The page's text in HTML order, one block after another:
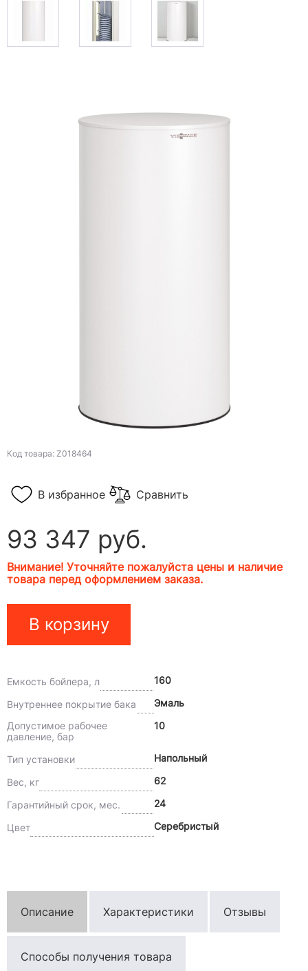
Код товара: Z018464
В избранное Сравнить
93 347 руб.
Внимание! Уточняйте пожалуйста цены и наличие
товара перед оформлением заказа.
В корзину
Емкость бойлера, л 160
Внутреннее покрытие бака
Эмаль
Допустимое рабочее
давление, бар
10
Тип установки Напольный
Вес, кг 62
Гарантийный срок, мес. 24
Цвет Серебристый
Описание Характеристики Отзывы
Способы получения товара